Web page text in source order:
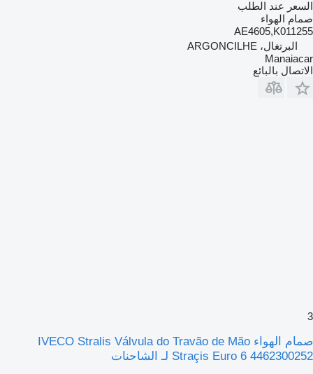
السعر عند الطلب
صمام الهواء
AE4605,K011255
البرتغال، ARGONCILHE
Manaiacar
الاتصال بالبائع
3
صمام الهواء IVECO Stralis Válvula do Travão de Mão
Straçis Euro 6 4462300252 لـ الشاحنات